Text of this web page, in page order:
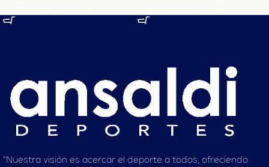
“Nuestra visión es acercar el deporte a todos, ofreciendo